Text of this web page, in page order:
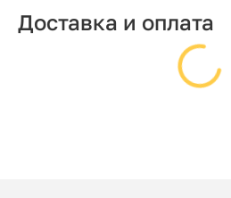
Доставка и оплата